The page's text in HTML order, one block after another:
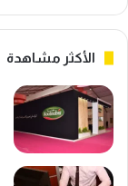
الأكثر مشاهدة